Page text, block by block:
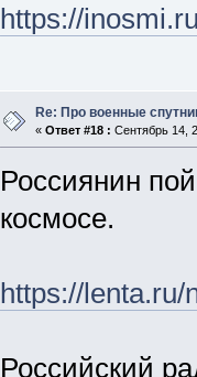
https://
Re: Про военные
« Ответ #18 : Сентябрь 14,
Россиянин
космосе.
https://lenta.ru/
Российский